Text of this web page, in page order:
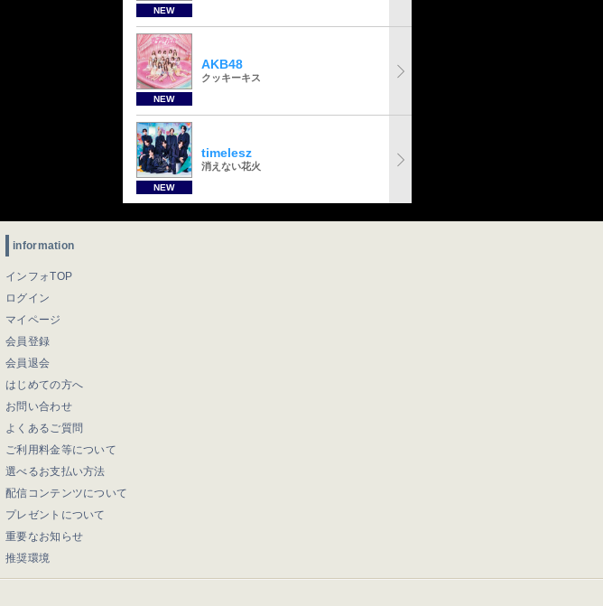
NEW
NEW
AKB48
クッキーキス
NEW
timelesz
消えない花火
information
インフォTOP
ログイン
マイページ
会員登録
会員退会
はじめての方へ
お問い合わせ
よくあるご質問
ご利用料金等について
選べるお支払い方法
配信コンテンツについて
プレゼントについて
重要なお知らせ
推奨環境